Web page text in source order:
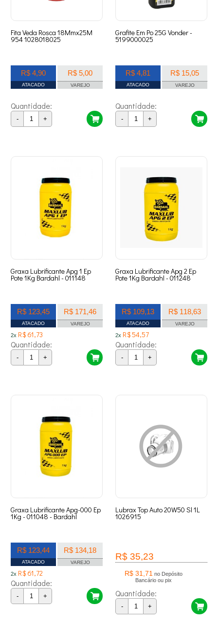
Fita Veda Rosca 18Mmx25M
954 1028018025
R$ 4,90
ATACADO
R$ 5,00
VAREJO
Quantidade:
- +
Grafite Em Po 25G Vonder -
5199000025
R$ 4,81
ATACADO
R$ 15,05
VAREJO
Quantidade:
- +
Graxa Lubrificante Apg 1 Ep
Pote 1Kg Bardahl - 011148
R$ 123,45
ATACADO
R$ 171,46
VAREJO
2x R$ 61,73
Quantidade:
- +
Graxa Lubrificante Apg 2 Ep
Pote 1Kg Bardahl - 011248
R$ 109,13
ATACADO
R$ 118,63
VAREJO
2x R$ 54,57
Quantidade:
- +
Graxa Lubrificante Apg-000 Ep
1Kg - 011048 - Bardahl
R$ 123,44
ATACADO
R$ 134,18
VAREJO
2x R$ 61,72
Quantidade:
- +
Lubrax Top Auto 20W50 Sl 1L
1026915
R$ 35,23
R$ 31,71 no Depósito
Bancário ou pix
Quantidade:
- +